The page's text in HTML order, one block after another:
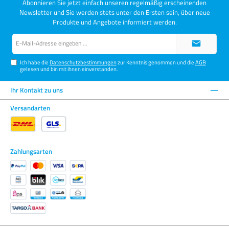
Abonnieren Sie jetzt einfach unseren regelmäßig erscheinenden
Newsletter und Sie werden stets unter den Ersten sein, über neue
Produkte und Angebote informiert werden.
Ich habe die Datenschutzbestimmungenzur Kenntnis genommen und dieAGB
gelesen und bin mit ihnen einverstanden.
Ihr Kontakt zu uns
Versandarten
Zahlungsarten